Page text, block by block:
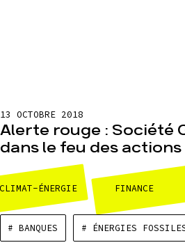
13 OCTOBRE 2018
Alerte rouge : Société
dans le feu des actions
ÉNERGIE FINANCE
# BANQUES # ÉNERGIES